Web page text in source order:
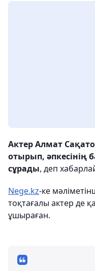
Актер Алмат
отырып, әпкесінің
сұрады, деп
Nege.kz-ке
тоқтағалы актер де
ұшыраған.